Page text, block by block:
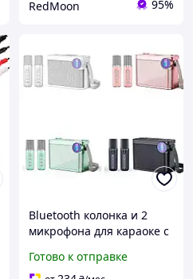
RedMoon 95%
Bluetooth колонка и 2
микрофона для караоке с
функцией изменения
Готово к отправке